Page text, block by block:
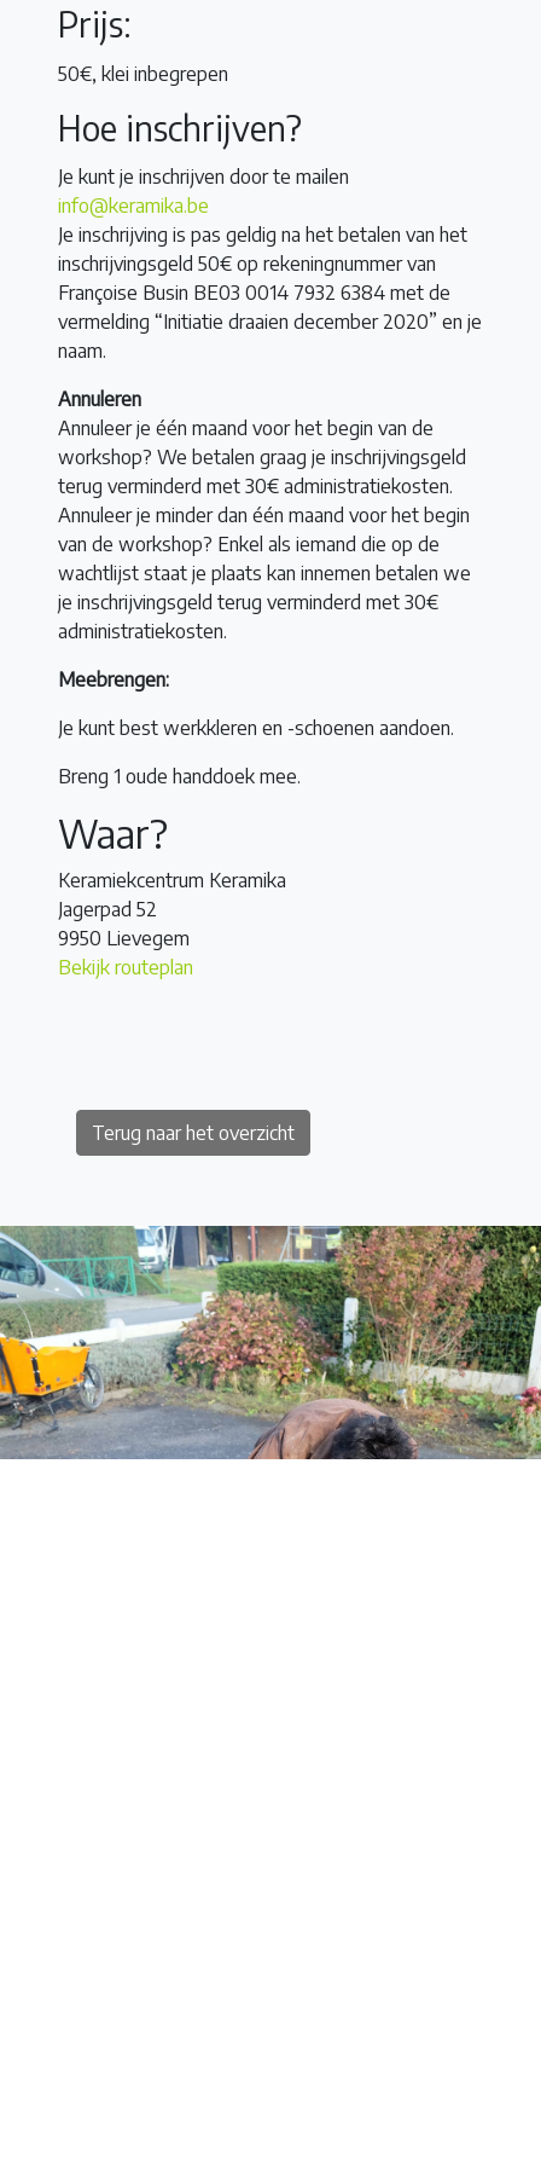
Prijs:
50€, klei inbegrepen
Hoe inschrijven?
Je kunt je inschrijven door te mailen
info@keramika.be
Je inschrijving is pas geldig na het betalen van het
inschrijvingsgeld 50€ op rekeningnummer van
Françoise Busin BE03 0014 7932 6384 met de
vermelding “Initiatie draaien december 2020” en je
naam.
Annuleren
Annuleer je één maand voor het begin van de
workshop? We betalen graag je inschrijvingsgeld
terug verminderd met 30€ administratiekosten.
Annuleer je minder dan één maand voor het begin
van de workshop? Enkel als iemand die op de
wachtlijst staat je plaats kan innemen betalen we
je inschrijvingsgeld terug verminderd met 30€
administratiekosten.
Meebrengen:
Je kunt best werkkleren en -schoenen aandoen.
Breng 1 oude handdoek mee.
Waar?
Keramiekcentrum Keramika
Jagerpad 52
9950 Lievegem
Bekijk routeplan
Terug naar het overzicht